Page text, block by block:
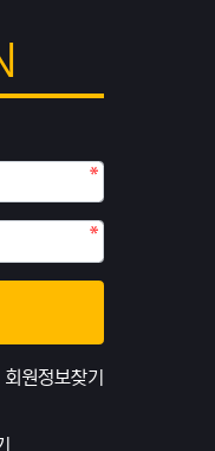
회원정보찾기